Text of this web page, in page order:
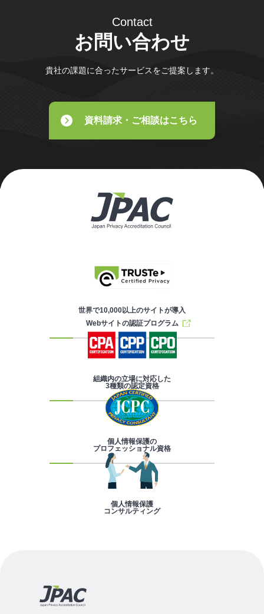
Contact
お問い合わせ
貴社の課題に合ったサービスをご提案します。
資料請求・ご相談はこちら
世界で10,000以上のサイトが導入
Webサイトの認証プログラム
組織内の立場に対応した
3種類の認定資格
個人情報保護の
プロフェッショナル資格
個人情報保護
コンサルティング